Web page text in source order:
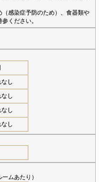
感染症予防のため）、食器類や
ください。
し
し
し
し
ムあたり）